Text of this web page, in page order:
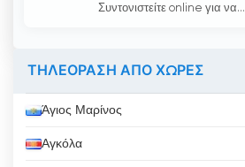
Συντονιστείτε online για να...
ΤΗΛΕΟΡΑΣΗ ΑΠΟ ΧΩΡΕΣ
Άγιος Μαρίνος
Αγκόλα